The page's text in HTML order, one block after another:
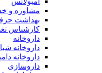
مشاوره و
بهداشت
کارشناس
داروخانه
داروخانه
داروخانه
داروسازی